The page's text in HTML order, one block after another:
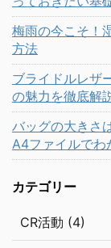
梅雨の今こそ！
方法
ブライドルレザ
の魅力を徹底解
バッグの大きさ
A4ファイルでわ
カテゴリー
CR活動 (4)